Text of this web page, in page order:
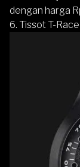
dengan harga
6. Tissot T-